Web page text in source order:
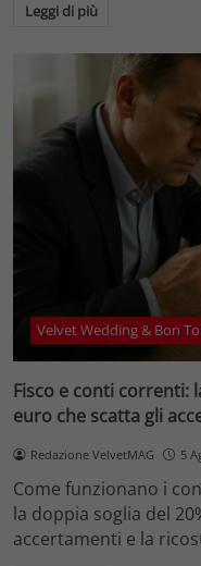
Leggi di più
Velvet Wedding & Bon
Fisco e conti correnti:
euro che scatta gli
Redazione VelvetMAG 5
Come funzionano i
la doppia soglia del
accertamenti e la